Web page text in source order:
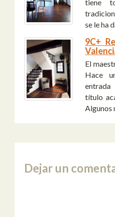
tiene
se le ha
9C+
El
Hace
título
Algunos
Dejar un